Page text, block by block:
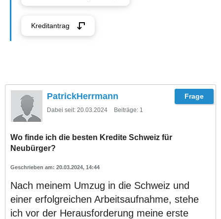
Kreditantrag
PatrickHerrmann
Dabei seit: 20.03.2024 Beiträge: 1
Wo finde ich die besten Kredite Schweiz für
Neubürger?
20.03.2024, 14:44
Nach meinem Umzug in die Schweiz und
einer erfolgreichen Arbeitsaufnahme, stehe
ich vor der Herausforderung meine erste